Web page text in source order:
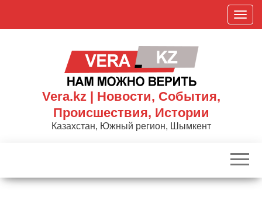
П
о
к
р
Vera.kz | Новости, События,
Происшествия, Истории
Казахстан, Южный регион, Шымкент